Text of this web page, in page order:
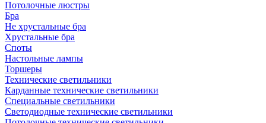
Потолочные люстры
Бра
Не хрустальные бра
Хрустальные бра
Споты
Настольные лампы
Торшеры
Технические светильники
Карданные технические светильники
Специальные светильники
Светодиодные технические светильники